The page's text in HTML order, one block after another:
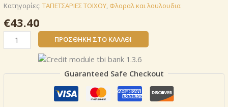
Κατηγορίες: ΤΑΠΕΤΣΑΡΙΕΣ ΤΟΙΧΟΥ, Φλοραλ και λουλουδια
€43.40
Συλλογή:
«
5
ΠΡΟΣΘΉΚΗ ΣΤΟ ΚΑΛΆΘΙ
Guaranteed Safe Checkout